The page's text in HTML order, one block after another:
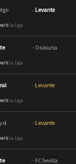
– Levante
La Liga
– Osasuna
La Liga
– Levante
La Liga
– Levante
La Liga
– FC Sevilla